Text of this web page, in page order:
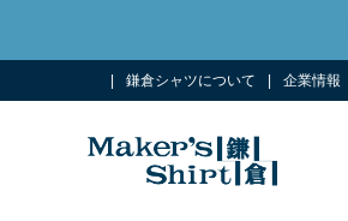
鎌倉シャツについて 企業情報